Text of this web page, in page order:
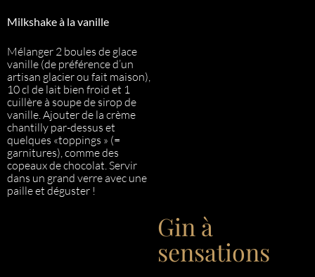
Milkshake à la vanille
Mélanger 2 boules de glace
vanille (de préférence d’un
artisan glacier ou fait maison),
10 cl de lait bien froid et 1
cuillère à soupe de sirop de
vanille. Ajouter de la crème
chantilly par-dessus et
quelques «toppings » (=
garnitures), comme des
copeaux de chocolat. Servir
dans un grand verre avec une
paille et déguster !
Gin à
sensations